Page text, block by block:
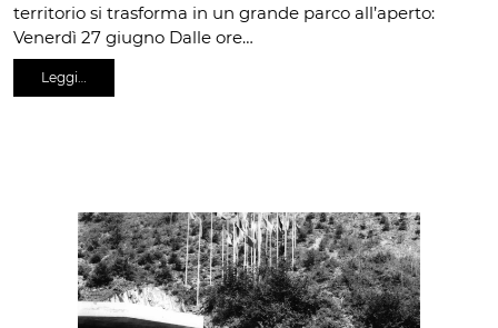
territorio si trasforma in un grande parco all’aperto:
Venerdì 27 giugno Dalle ore…
Leggi…